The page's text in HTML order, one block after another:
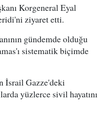
Korgeneral Eyal
ziyaret etti.
gündemde olduğu
sistematik biçimde
İsrail Gazze'deki
yüzlerce sivil hayatını